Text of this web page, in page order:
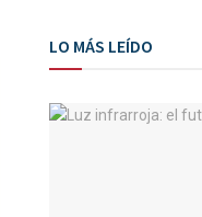
LO MÁS LEÍDO